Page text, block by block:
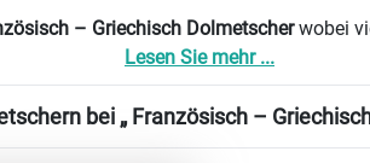
– Griechisch Dolmetscherwobei
Lesen Sie mehr ...
bei „ Französisch –